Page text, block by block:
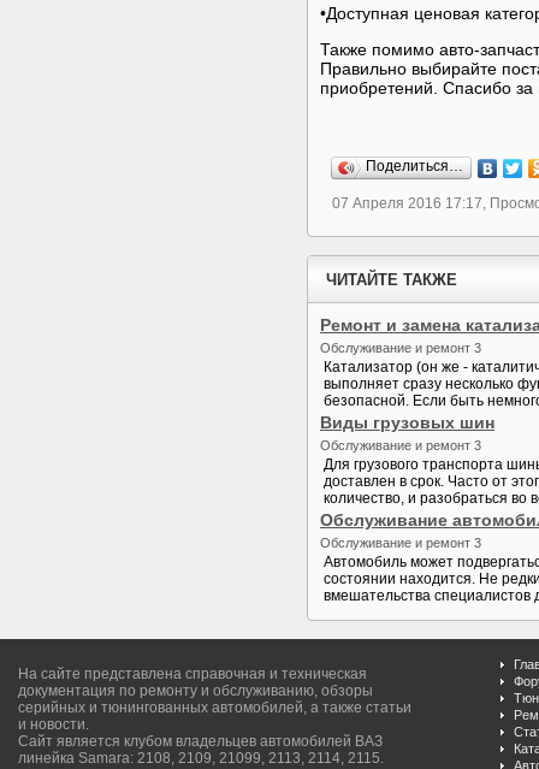
•Доступная ценовая
Также помимо авто-
Правильно выбирайте
приобретений. Спасибо
Поделиться…
07 Апреля 2016 17:17,
ЧИТАЙТЕ ТАКЖЕ
Ремонт и замена
Обслуживание и ремонт 3
Катализатор (он же -
выполняет сразу несколько
безопасной. Если быть
Виды грузовых шин
Обслуживание и ремонт 3
Для грузового транспорта
доставлен в срок. Часто от
количество, и разобраться во
Обслуживание
Обслуживание и ремонт 3
Автомобиль может
состоянии находится. Не
вмешательства специалистов
На сайте представлена справочная и техническая
документация по ремонту и обслуживанию, обзоры
серийных и тюнингованных автомобилей, а также статьи
и новости.
Сайт является клубом владельцев автомобилей ВАЗ
линейка Samara: 2108, 2109, 21099, 2113, 2114, 2115.